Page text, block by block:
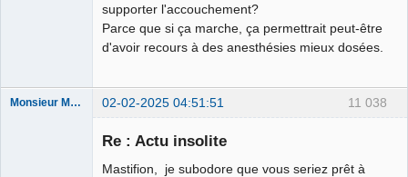
supporter l'accouchement?
Parce que si ça marche, ça permettrait peut-être
d'avoir recours à des anesthésies mieux dosées.
11 038
Monsieur Maurice 02-02-2025 04:51:51
Re : Actu insolite
Mastifion, je subodore que vous seriez prêt à